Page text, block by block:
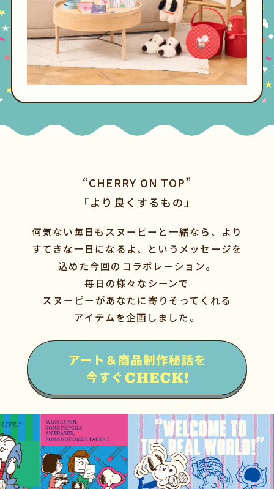
“CHERRY ON TOP”
「より良くするもの」
何気ない毎日もスヌーピーと一緒なら、より
すてきな一日になるよ、というメッセージを
込めた今回のコラボレーション。
毎日の様々なシーンで
スヌーピーがあなたに寄りそってくれる
アイテムを企画しました。